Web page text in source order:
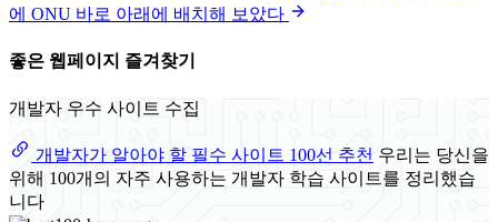
에 ONU 바로 아래에 배치해 보았다
좋은 웹페이지 즐겨찾기
개발자 우수 사이트 수집
개발자가 알아야 할 필수 사이트 100선 추천 우리는 당신을
위해 100개의 자주 사용하는 개발자 학습 사이트를 정리했습
니다